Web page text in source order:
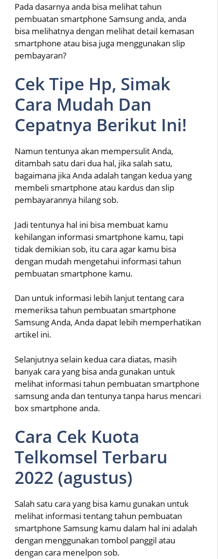
Pada dasarnya anda bisa melihat tahun
pembuatan smartphone Samsung anda, anda
bisa melihatnya dengan melihat detail kemasan
smartphone atau bisa juga menggunakan slip
pembayaran?
Cek Tipe Hp, Simak
Cara Mudah Dan
Cepatnya Berikut Ini!
Namun tentunya akan mempersulit Anda,
ditambah satu dari dua hal, jika salah satu,
bagaimana jika Anda adalah tangan kedua yang
membeli smartphone atau kardus dan slip
pembayarannya hilang sob.
Jadi tentunya hal ini bisa membuat kamu
kehilangan informasi smartphone kamu, tapi
tidak demikian sob, itu cara agar kamu bisa
dengan mudah mengetahui informasi tahun
pembuatan smartphone kamu.
Dan untuk informasi lebih lanjut tentang cara
memeriksa tahun pembuatan smartphone
Samsung Anda, Anda dapat lebih memperhatikan
artikel ini.
Selanjutnya selain kedua cara diatas, masih
banyak cara yang bisa anda gunakan untuk
melihat informasi tahun pembuatan smartphone
samsung anda dan tentunya tanpa harus mencari
box smartphone anda.
Cara Cek Kuota
Telkomsel Terbaru
2022 (agustus)
Salah satu cara yang bisa kamu gunakan untuk
melihat informasi tentang tahun pembuatan
smartphone Samsung kamu dalam hal ini adalah
dengan menggunakan tombol panggil atau
dengan cara menelpon sob.